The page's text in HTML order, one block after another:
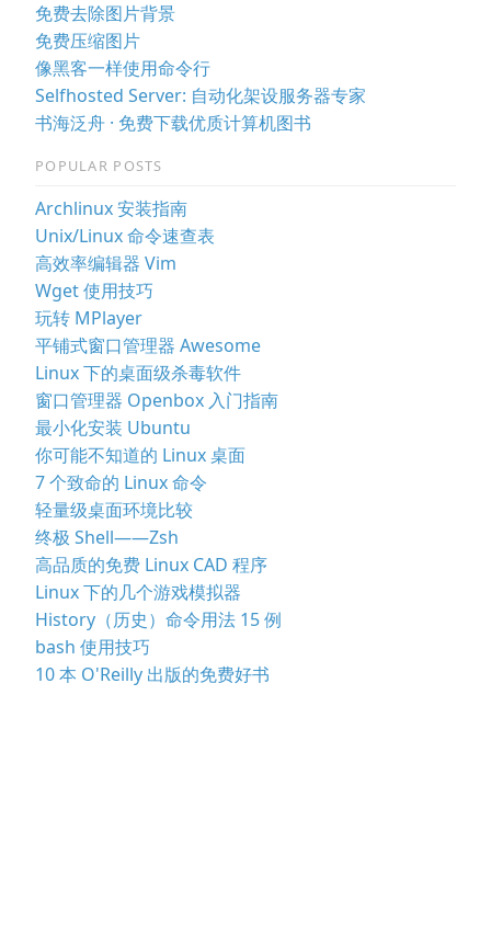
免费去除图片背景
免费压缩图片
像黑客一样使用命令行
Selfhosted Server: 自动化架设服务器专家
书海泛舟 · 免费下载优质计算机图书
POPULAR POSTS
Archlinux 安装指南
Unix/Linux 命令速查表
高效率编辑器 Vim
Wget 使用技巧
玩转 MPlayer
平铺式窗口管理器 Awesome
Linux 下的桌面级杀毒软件
窗口管理器 Openbox 入门指南
最小化安装 Ubuntu
你可能不知道的 Linux 桌面
7 个致命的 Linux 命令
轻量级桌面环境比较
终极 Shell——Zsh
高品质的免费 Linux CAD 程序
Linux 下的几个游戏模拟器
History（历史）命令用法 15 例
bash 使用技巧
10 本 O'Reilly 出版的免费好书